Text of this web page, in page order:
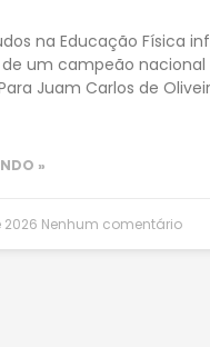
na Educação Física
um campeão nacional
Juam Carlos de
»
Nenhum comentário